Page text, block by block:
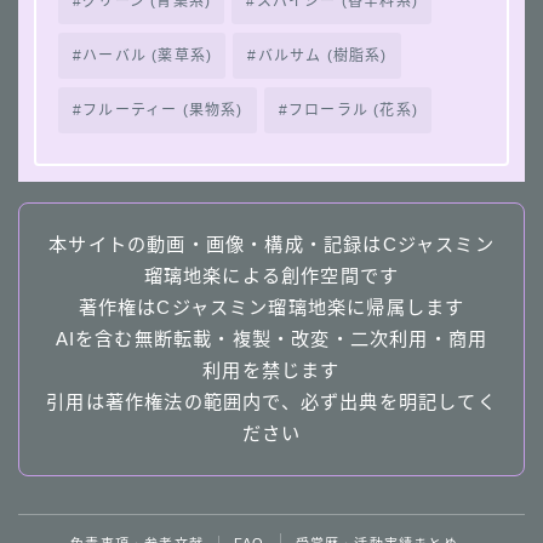
ハーバル (薬草系) バルサム (樹脂系)
フルーティー (果物系) フローラル (花系)
本サイトの動画・画像・構成・記録はCジャスミン
瑠璃地楽による創作空間です
著作権はCジャスミン瑠璃地楽に帰属します
AIを含む無断転載・複製・改変・二次利用・商用
利用を禁じます
引用は著作権法の範囲内で、必ず出典を明記してく
ださい